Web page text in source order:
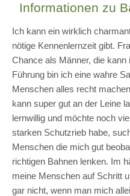
Informationen zu
Ich kann ein wirklich
nötige Kennenlernzeit gibt.
Chance als Männer, die
Führung bin ich eine wahre
Menschen alles recht
kann super gut an der Leine
lernwillig und möchte noch
starken Schutzrieb habe,
Menschen die mich gut
richtigen Bahnen lenken. Im
meine Menschen auf Schritt
gar nicht, wenn man mich